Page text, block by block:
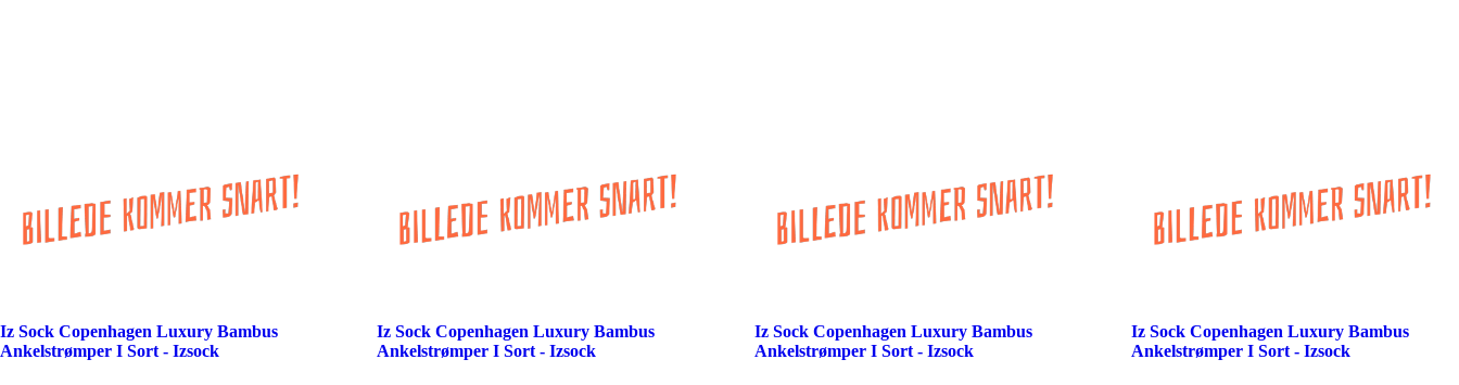
Iz Sock Copenhagen Luxury Bambus
Ankelstrømper I Sort - Izsock
Iz Sock Copenhagen Luxury Bambus
Ankelstrømper I Sort - Izsock
Iz Sock Copenhagen Luxury Bambus
Ankelstrømper I Sort - Izsock
Iz Sock Copenhagen Luxury Bambus
Ankelstrømper I Sort - Izsock